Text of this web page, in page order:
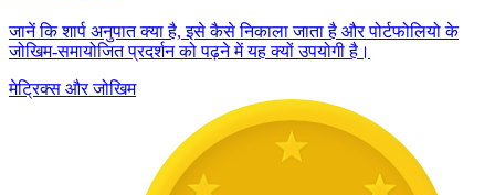
जानें कि शार्प अनुपात क्या है, इसे कैसे निकाला जाता है और पोर्टफोलियो के
जोखिम-समायोजित प्रदर्शन को पढ़ने में यह क्यों उपयोगी है।
मेट्रिक्स और जोखिम